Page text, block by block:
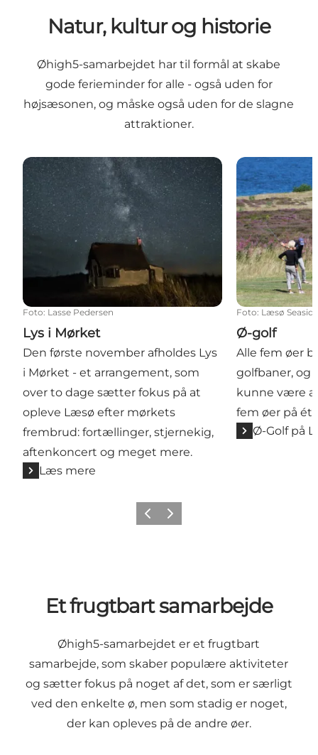
Natur, kultur og historie
Øhigh5-samarbejdet har til formål at skabe
gode ferieminder for alle - også uden for
højsæsonen, og måske også uden for de slagne
attraktioner.
Lys i Mørket
Foto: Lasse Pedersen
Lys i Mørket
Den første november afholdes Lys
i Mørket - et arrangement, som
over to dage sætter fokus på at
opleve Læsø efter mørkets
frembrud: fortællinger, stjernekig,
aftenkoncert og meget mere.
Læs mere
Ø-golf
Foto: Læsø
Ø-golf
Alle fem øer
golfbaner, og
kunne være
fem øer på ét
Ø-Golf på
Forrige billede
Næste billede
Et frugtbart samarbejde
Øhigh5-samarbejdet er et frugtbart
samarbejde, som skaber populære aktiviteter
og sætter fokus på noget af det, som er særligt
ved den enkelte ø, men som stadig er noget,
der kan opleves på de andre øer.